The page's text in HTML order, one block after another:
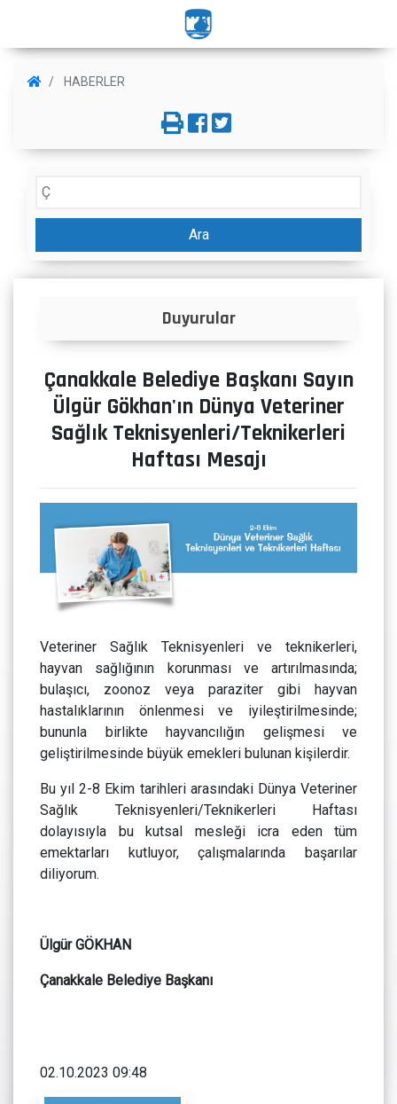
HABERLER
Ara
Duyurular
Çanakkale Belediye Başkanı Sayın
Ülgür Gökhan'ın Dünya Veteriner
Sağlık Teknisyenleri/Teknikerleri
Haftası Mesajı
Veteriner Sağlık Teknisyenleri ve teknikerleri,
hayvan sağlığının korunması ve artırılmasında;
bulaşıcı, zoonoz veya paraziter gibi hayvan
hastalıklarının önlenmesi ve iyileştirilmesinde;
bununla birlikte hayvancılığın gelişmesi ve
geliştirilmesinde büyük emekleri bulunan kişilerdir.
Bu yıl 2-8 Ekim tarihleri arasındaki Dünya Veteriner
Sağlık Teknisyenleri/Teknikerleri Haftası
dolayısıyla bu kutsal mesleği icra eden tüm
emektarları kutluyor, çalışmalarında başarılar
diliyorum.
Ülgür GÖKHAN
Çanakkale Belediye Başkanı
02.10.2023 09:48